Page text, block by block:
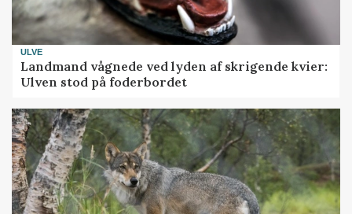
ULVE
Landmand vågnede ved lyden af skrigende kvier:
Ulven stod på foderbordet